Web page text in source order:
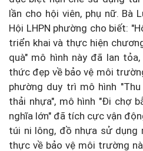
lần cho hội viên, phụ nữ. Bà
Hội LHPN phường cho biết:
triển khai và thực hiện
quà" mô hình này đã lan
thức đẹp về bảo vệ môi
phường duy trì mô hình
thải nhựa", mô hình "Đi chợ
nghĩa lớn" đã tích cực vận
túi ni lông, đồ nhựa sử
thực về bảo vệ môi trường